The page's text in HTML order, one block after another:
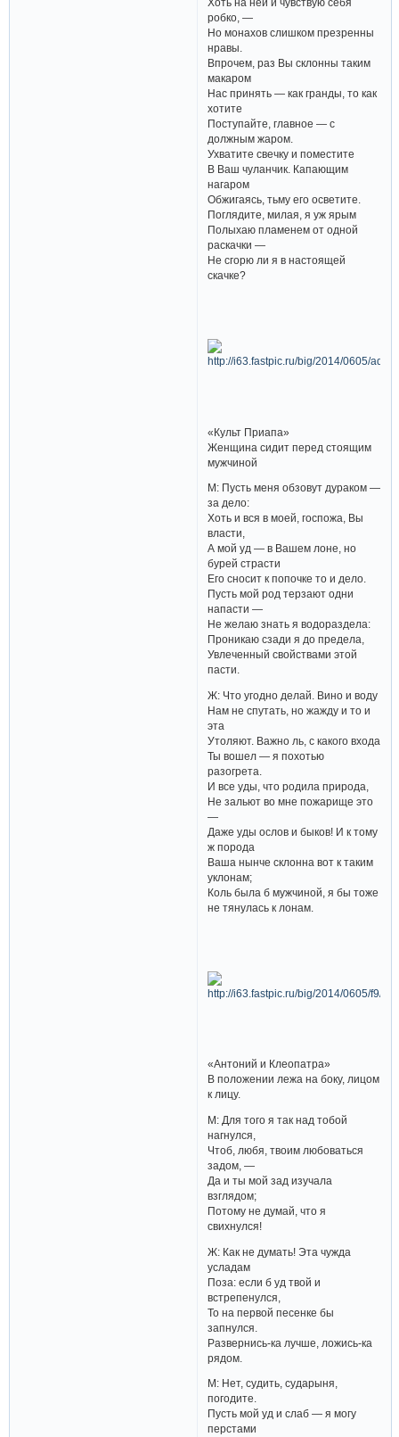
Хоть на ней и чувствую себя
робко, —
Но монахов слишком презренны
нравы.
Впрочем, раз Вы склонны таким
макаром
Нас принять — как гранды, то как
хотите
Поступайте, главное — с
должным жаром.
Ухватите свечку и поместите
В Ваш чуланчик. Капающим
нагаром
Обжигаясь, тьму его осветите.
Поглядите, милая, я уж ярым
Полыхаю пламенем от одной
раскачки —
Не сгорю ли я в настоящей
скачке?
«Культ Приапа»
Женщина сидит перед стоящим
мужчиной
М: Пусть меня обзовут дураком —
за дело:
Хоть и вся в моей, госпожа, Вы
власти,
А мой уд — в Вашем лоне, но
бурей страсти
Его сносит к попочке то и дело.
Пусть мой род терзают одни
напасти —
Не желаю знать я водораздела:
Проникаю сзади я до предела,
Увлеченный свойствами этой
пасти.
Ж: Что угодно делай. Вино и воду
Нам не спутать, но жажду и то и
эта
Утоляют. Важно ль, с какого входа
Ты вошел — я похотью
разогрета.
И все уды, что родила природа,
Не зальют во мне пожарище это
—
Даже уды ослов и быков! И к тому
ж порода
Ваша нынче склонна вот к таким
уклонам;
Коль была б мужчиной, я бы тоже
не тянулась к лонам.
«Антоний и Клеопатра»
В положении лежа на боку, лицом
к лицу.
М: Для того я так над тобой
нагнулся,
Чтоб, любя, твоим любоваться
задом, —
Да и ты мой зад изучала
взглядом;
Потому не думай, что я
свихнулся!
Ж: Как не думать! Эта чужда
усладам
Поза: если б уд твой и
встрепенулся,
То на первой песенке бы
запнулся.
Развернись-ка лучше, ложись-ка
рядом.
М: Нет, судить, сударыня,
погодите.
Пусть мой уд и слаб — я могу
перстами